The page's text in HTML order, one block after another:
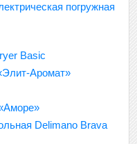
погружная
Basic
Аромат»
Delimano Brava